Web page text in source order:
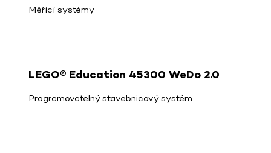
Měřící systémy
LEGO® Education 45300 WeDo 2.0
Programovatelný stavebnicový systém